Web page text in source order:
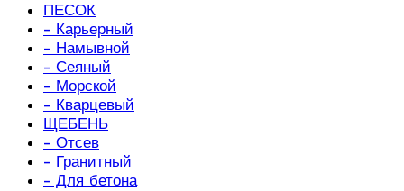
ПЕСОК
- Карьерный
- Намывной
- Сеяный
- Морской
- Кварцевый
ЩЕБЕНЬ
- Отсев
- Гранитный
- Для бетона